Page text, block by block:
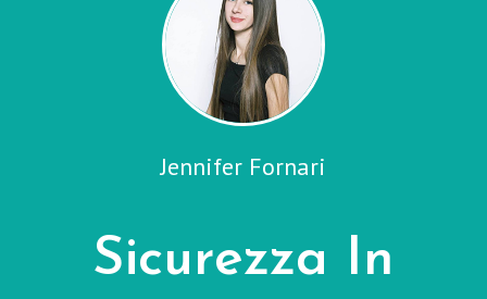
Jennifer Fornari
Sicurezza In